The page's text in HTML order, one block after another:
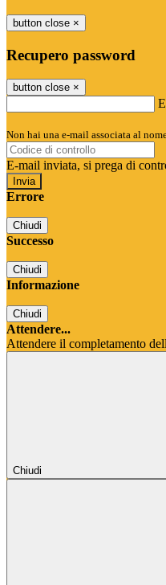
button close ×
Recupero password
button close ×
Non hai una e-mail associata al
E-mail inviata, si prega di
Errore
Chiudi
Successo
Chiudi
Informazione
Chiudi
Attendere...
Attendere il completamento
Chiudi